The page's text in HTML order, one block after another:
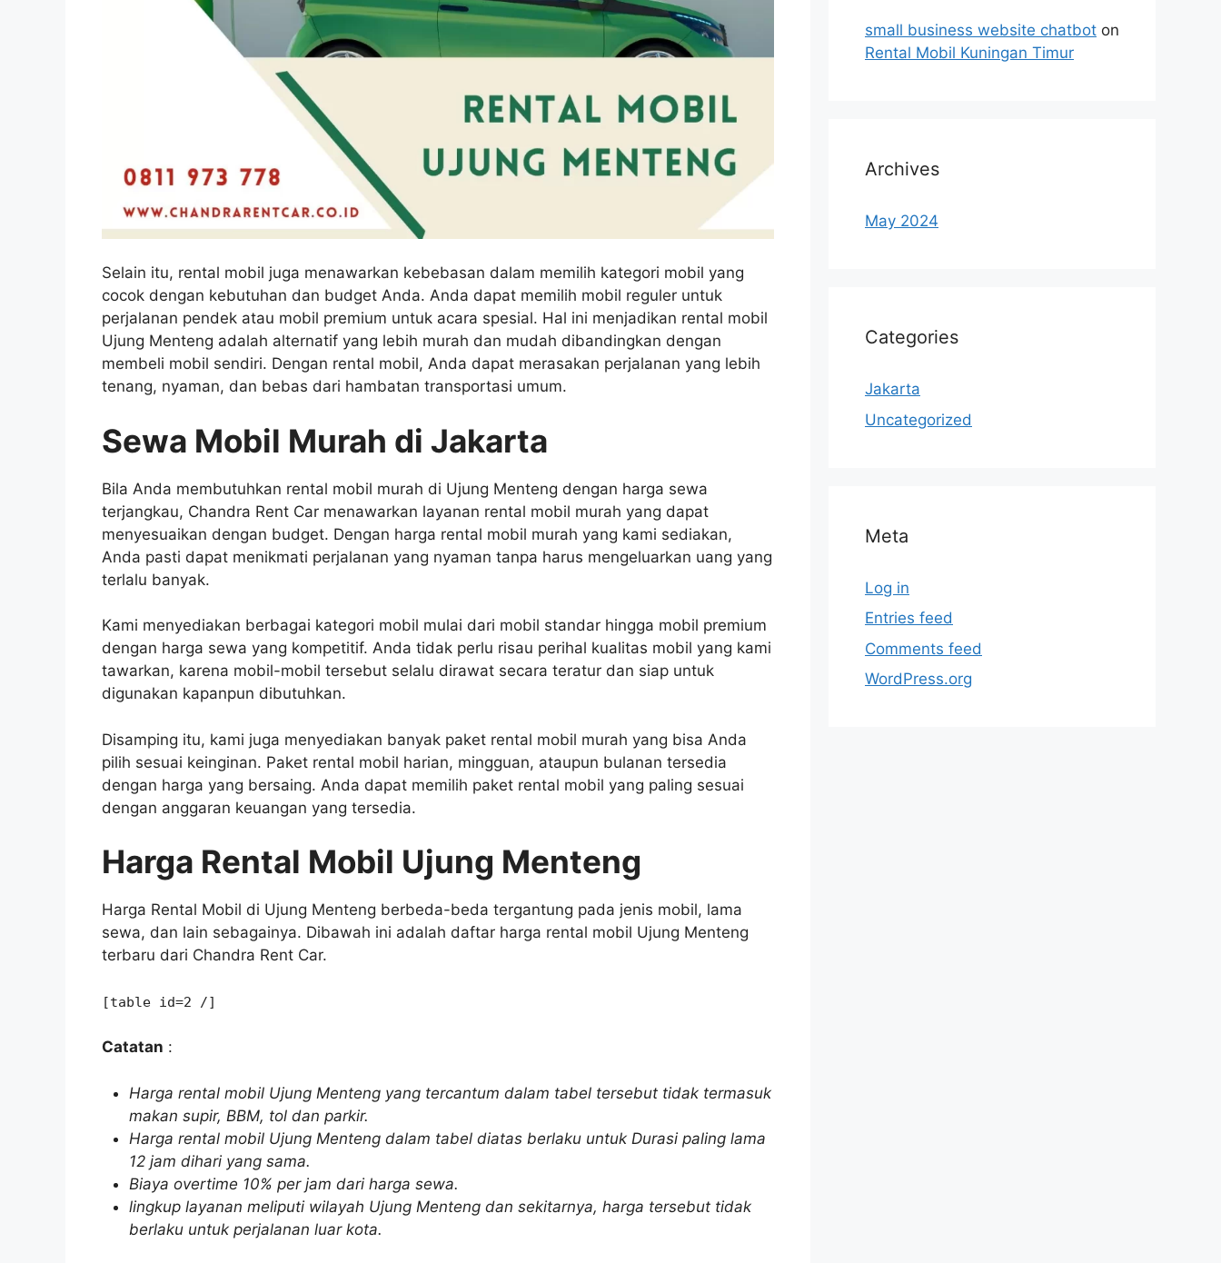
Selain itu, rental mobil juga menawarkan kebebasan dalam memilih kategori mobil yang
cocok dengan kebutuhan dan budget Anda. Anda dapat memilih mobil reguler untuk
perjalanan pendek atau mobil premium untuk acara spesial. Hal ini menjadikan rental mobil
Ujung Menteng adalah alternatif yang lebih murah dan mudah dibandingkan dengan
membeli mobil sendiri. Dengan rental mobil, Anda dapat merasakan perjalanan yang lebih
tenang, nyaman, dan bebas dari hambatan transportasi umum.
Sewa Mobil Murah di Jakarta
Bila Anda membutuhkan rental mobil murah di Ujung Menteng dengan harga sewa
terjangkau, Chandra Rent Car menawarkan layanan rental mobil murah yang dapat
menyesuaikan dengan budget. Dengan harga rental mobil murah yang kami sediakan,
Anda pasti dapat menikmati perjalanan yang nyaman tanpa harus mengeluarkan uang yang
terlalu banyak.
Kami menyediakan berbagai kategori mobil mulai dari mobil standar hingga mobil premium
dengan harga sewa yang kompetitif. Anda tidak perlu risau perihal kualitas mobil yang kami
tawarkan, karena mobil-mobil tersebut selalu dirawat secara teratur dan siap untuk
digunakan kapanpun dibutuhkan.
Disamping itu, kami juga menyediakan banyak paket rental mobil murah yang bisa Anda
pilih sesuai keinginan. Paket rental mobil harian, mingguan, ataupun bulanan tersedia
dengan harga yang bersaing. Anda dapat memilih paket rental mobil yang paling sesuai
dengan anggaran keuangan yang tersedia.
Harga Rental Mobil Ujung Menteng
Harga Rental Mobil di Ujung Menteng berbeda-beda tergantung pada jenis mobil, lama
sewa, dan lain sebagainya. Dibawah ini adalah daftar harga rental mobil Ujung Menteng
terbaru dari Chandra Rent Car.
[table id=2 /]
Catatan :
Harga rental mobil Ujung Menteng yang tercantum dalam tabel tersebut tidak termasuk
makan supir, BBM, tol dan parkir.
Harga rental mobil Ujung Menteng dalam tabel diatas berlaku untuk Durasi paling lama
12 jam dihari yang sama.
Biaya overtime 10% per jam dari harga sewa.
lingkup layanan meliputi wilayah Ujung Menteng dan sekitarnya, harga tersebut tidak
berlaku untuk perjalanan luar kota.
small business website chatbot on
Rental Mobil Kuningan Timur
Archives
May 2024
Categories
Jakarta
Uncategorized
Meta
Log in
Entries feed
Comments feed
WordPress.org